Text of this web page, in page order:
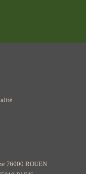
76000 ROUEN